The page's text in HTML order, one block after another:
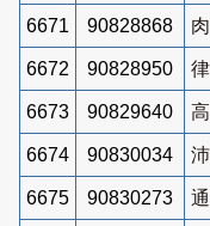
6671 90828868
6672 90828950
6673 90829640
6674 90830034
6675 90830273